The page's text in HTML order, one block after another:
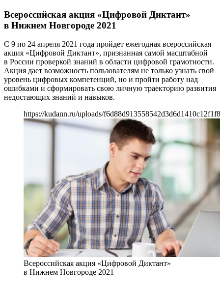
Всероссийская акция «Цифровой Диктант»
в Нижнем Новгороде 2021
С 9 по 24 апреля 2021 года пройдет ежегодная всероссийская
акция «Цифровой Диктант», признанная самой масштабной
в России проверкой знаний в области цифровой грамотности.
Акция дает возможность пользователям не только узнать свой
уровень цифровых компетенций, но и пройти работу над
ошибками и сформировать свою личную траекторию развития
недостающих знаний и навыков.
https://kudann.ru/uploads/
Всероссийская акция «Цифровой Диктант»
в Нижнем Новгороде 2021